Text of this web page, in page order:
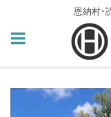
恩納村･